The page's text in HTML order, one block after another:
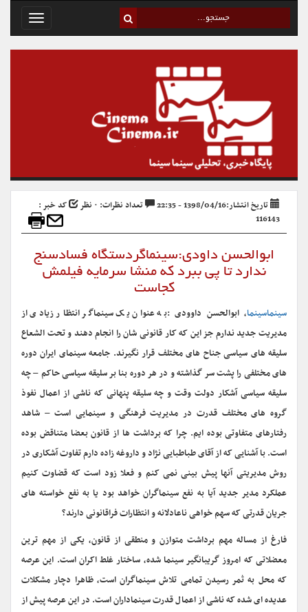
Toggle
تاریخ انتشار:1398/04/16 - 22:35 تعداد نظرات: ۰ نظر
کد خبر :
116143
ابوالحسن داودی:سینماگردستگاه فسادسنج
ندارد تا پی ببرد که منشا سرمایه فیلمش
کجاست
سینماسینما، ابوالحسن داوودی :به عنوان یک سینماگر انتظار زیادی از
مدیریت جدید ندارم جز این که کار قانونی شان را انجام دهند و تحت الشعاع
سلیقه های سیاسی جناح های مختلف قرار نگیرند. جامعه سینمای ایران دوره
های مختلفی را پشت سر گذاشته و در هر دوره بنا بر سلیقه سیاسی حاکم – چه
سلیقه سیاسی آشکار دولت وقت و چه سلیقه پنهانی که ناشی از اعمال نفوذ
گروه های مختلف قدرت در مدیریت فرهنگی و سینمایی است – شاهد
رفتارهای متفاوتی بوده ایم. چرا که برداشت ها از قانون بعضا متناقض بوده
است. با آشنایی که از آقای طباطبایی نژاد و داروغه زاده دارم تفاوت آشکاری در
روش مدیریتی آنها پیش بینی نمی کنم و فعلا زود است که قضاوت کنیم
عملکرد مدیر جدید آیا به نفع سینماگران خواهد بود یا به نفع خواسته های
جریان قدرتی که سهم خواهی ناعادلانه و انتظارات فراقانونی دارند؟
فارغ از مساله مهم برداشت متوازن و منطقی از قانون، یکی از مهم ترین
معضلاتی که امروز گریبانگیر سینما شده، ساختار غلط اکران است. این عرصه
که محل به ثمر رسیدن تمامی تلاش سینماگران است، ظاهرا دچار مشکلات
عدیده ای شده که ناشی از اعمال قدرت سینماداران است. در این عرصه پیش از